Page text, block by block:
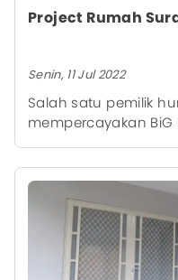
Project Rumah
Senin, 11 Jul 2022
Salah satu pemilik
mempercayakan